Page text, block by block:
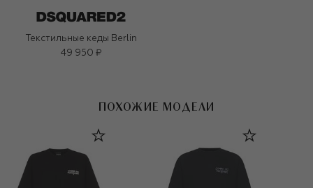
Текстильные кеды Berlin
49 950 ₽
ПОХОЖИЕ МОДЕЛИ